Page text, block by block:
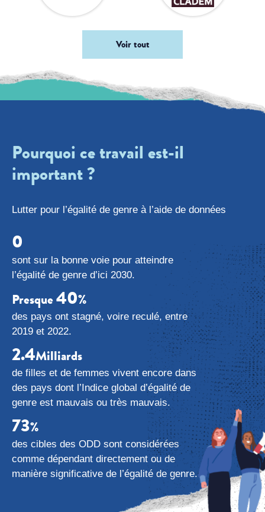
Voir tout
Pourquoi ce travail est-il
important ?
Lutter pour l’égalité de genre à l’aide de données
0
sont sur la bonne voie pour atteindre
l’égalité de genre d’ici 2030.
Presque40%
des pays ont stagné, voire reculé, entre
2019 et 2022.
2.4Milliards
de filles et de femmes vivent encore dans
des pays dont l’Indice global d’égalité de
genre est mauvais ou très mauvais.
73%
des cibles des ODD sont considérées
comme dépendant directement ou de
manière significative de l’égalité de genre.